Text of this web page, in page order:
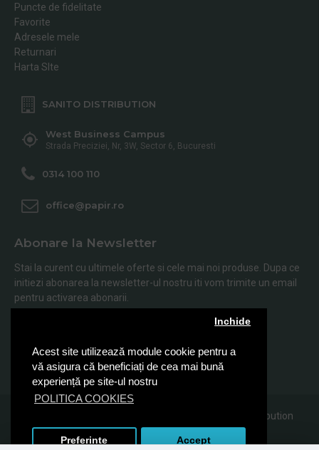
Acest site utilizează module cookie pentru a
vă asigura că beneficiați de cea mai bună
experiență pe site-ul nostru
POLITICA COOKIES
Inchide
Preferinte Accept
Puncte de fidelitate
Favorite
Adresele mele
Returnari
Harta SIte
SANITO DISTRIBUTION
West Business Campus
Strada Preciziei, Nr, 3W, Sector 6, Bucuresti
0314 100 110
office@papir.ro
Abonare la Newsletter
Stai la curent cu ultimele oferte si cele mai noi produse. Dupa ce
initiezi abonarea la newsletter-ul nostru iti vom trimite un email
pentru activarea abonarii.
Abonare
Am citit şi sunt de acord cu Politica de Confidentialitate
© 2019, Papir.ro, Toate drepturile rezervate Sanito Distribution